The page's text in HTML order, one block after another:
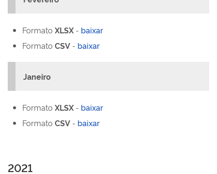
Formato XLSX - baixar
Formato CSV - baixar
Janeiro
Formato XLSX - baixar
Formato CSV - baixar
2021